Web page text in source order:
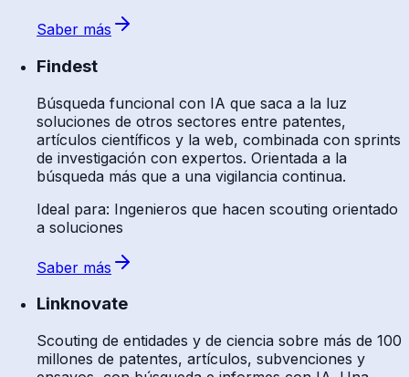
Saber más
Findest
Búsqueda funcional con IA que saca a la luz
soluciones de otros sectores entre patentes,
artículos científicos y la web, combinada con sprints
de investigación con expertos. Orientada a la
búsqueda más que a una vigilancia continua.
Ideal para: Ingenieros que hacen scouting orientado
a soluciones
Saber más
Linknovate
Scouting de entidades y de ciencia sobre más de 100
millones de patentes, artículos, subvenciones y